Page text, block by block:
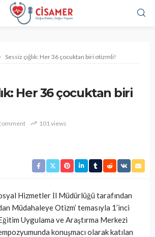
Sessiz çığlık: Her 36 çocuktan biri otizmli!
Her 36 çocuktan biri
101 views
Hizmetler İl Müdürlüğü tarafından
Müdahaleye Otizm’ temasıyla 1’inci
Uygulama ve Araştırma Merkezi
konuşmacı olarak katılan